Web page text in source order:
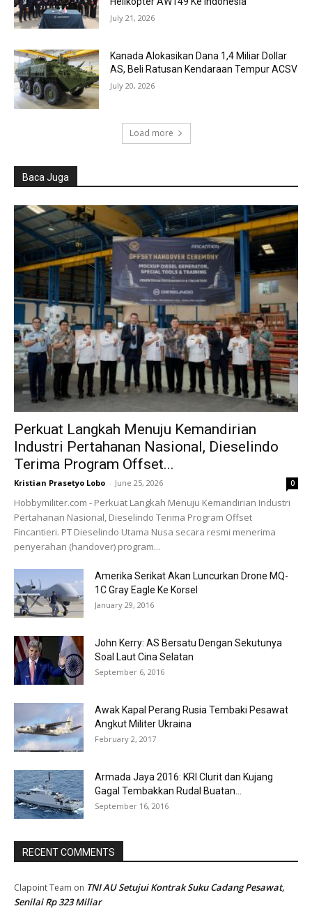
July 21, 2026
Kanada Alokasikan Dana 1,4 Miliar Dollar
AS, Beli Ratusan Kendaraan Tempur ACSV
July 20, 2026
Load more
Baca Juga
Perkuat Langkah Menuju Kemandirian
Industri Pertahanan Nasional, Dieselindo
Terima Program Offset...
Kristian Prasetyo Lobo - June 25, 2026 0
Hobbymiliter.com - Perkuat Langkah Menuju Kemandirian Industri
Pertahanan Nasional, Dieselindo Terima Program Offset
Fincantieri. PT Dieselindo Utama Nusa secara resmi menerima
penyerahan (handover) program...
Amerika Serikat Akan Luncurkan Drone MQ-
1C Gray Eagle Ke Korsel
January 29, 2016
John Kerry: AS Bersatu Dengan Sekutunya
Soal Laut Cina Selatan
September 6, 2016
Awak Kapal Perang Rusia Tembaki Pesawat
Angkut Militer Ukraina
February 2, 2017
Armada Jaya 2016: KRI Clurit dan Kujang
Gagal Tembakkan Rudal Buatan...
September 16, 2016
RECENT COMMENTS
Clapoint Team on TNI AU Setujui Kontrak Suku Cadang Pesawat,
Senilai Rp 323 Miliar